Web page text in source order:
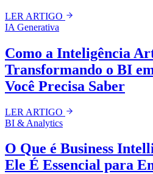
LER ARTIGO
IA Generativa
Como a Inteligência
Transformando o BI
Você Precisa Saber
LER ARTIGO
BI & Analytics
O Que é Business
Ele É Essencial para